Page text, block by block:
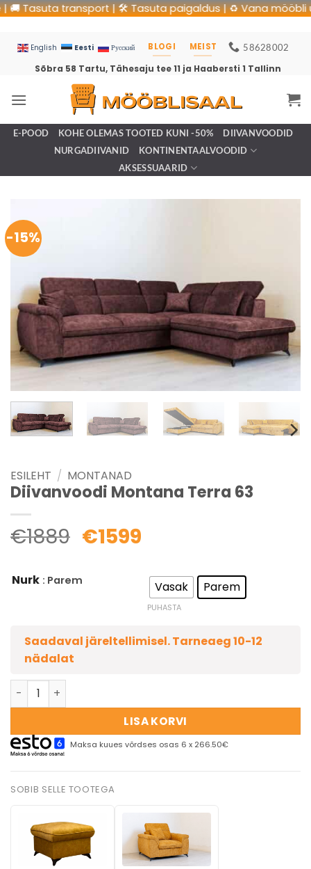
paigaldus
English Eesti Русский BLOGI MEIST 58628002
Sõbra 58 Tartu, Tähesaju tee 11 ja Haabersti 1 Tallinn
E-POOD KOHE OLEMAS TOOTED KUNI -50%
DIIVANVOODID
NURGADIIVANID
KONTINENTAALVOODID
AKSESSUAARID
-15%
ESILEHT / MONTANAD
Diivanvoodi Montana Terra 63
€1889 €1599
Nurk : Parem Vasak Parem
PUHASTA
Saadaval järeltellimisel. Tarneaeg 10-12
nädalat
LISA KORVI
Maksa kuues võrdses osas 6 x 266.50€
SOBIB SELLE TOOTEGA